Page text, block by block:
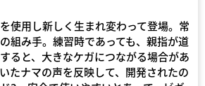
使用し新しく生まれ変わって登場。常
組み手。練習時であっても、親指が道
ると、大きなケガにつながる場合があ
たナマの声を反映して、開発されたの